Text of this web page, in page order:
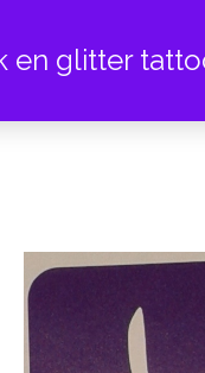
en glitter